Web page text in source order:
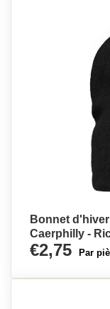
Bonnet
Caerphilly -
€2,75 Par